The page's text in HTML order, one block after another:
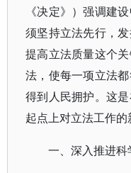
《决定》）强调建
须坚持立法先行，
提高立法质量这个
法，使每一项立法
得到人民拥护。这
起点上对立法工作的
一、深入推进